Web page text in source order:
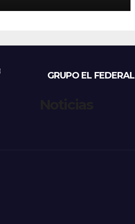
los principales
GRUPO EL FEDERAL